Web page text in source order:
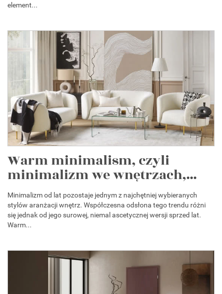
element...
Warm minimalism, czyli
minimalizm we wnętrzach,...
Minimalizm od lat pozostaje jednym z najchętniej wybieranych
stylów aranżacji wnętrz. Współczesna odsłona tego trendu różni
się jednak od jego surowej, niemal ascetycznej wersji sprzed lat.
Warm...